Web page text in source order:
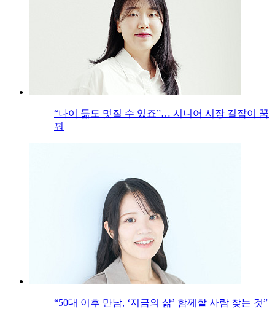
“나이 듦도 멋질 수 있죠”… 시니어 시장 길잡이 꿈
꿔
“50대 이후 만남, ‘지금의 삶’ 함께할 사람 찾는 것”